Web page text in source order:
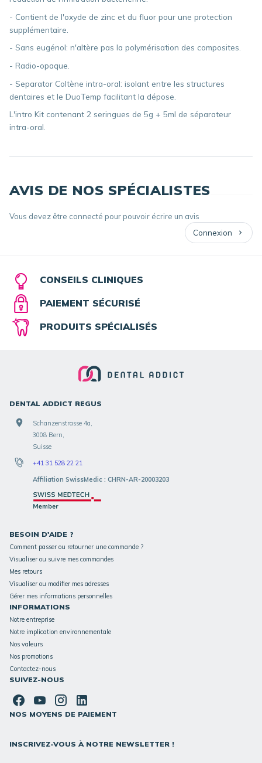
- Contient de l'oxyde de zinc et du fluor pour une protection
supplémentaire.
- Sans eugénol: n'altère pas la polymérisation des composites.
- Radio-opaque.
- Separator Coltène intra-oral: isolant entre les structures
dentaires et le DuoTemp facilitant la dépose.
L'intro Kit contenant 2 seringues de 5g + 5ml de séparateur
intra-oral.
AVIS DE NOS SPÉCIALISTES
Vous devez être connecté pour pouvoir écrire un avis
Connexion
CONSEILS CLINIQUES
PAIEMENT SÉCURISÉ
PRODUITS SPÉCIALISÉS
DENTAL ADDICT REGUS
Schanzenstrasse 4a,
3008 Bern,
Suisse
+41 31 528 22 21
Affiliation SwissMedic : CHRN-AR-20003203
BESOIN D'AIDE ?
Comment passer ou retourner une commande ?
Visualiser ou suivre mes commandes
Mes retours
Visualiser ou modifier mes adresses
Gérer mes informations personnelles
INFORMATIONS
Notre entreprise
Notre implication environnementale
Nos valeurs
Nos promotions
Contactez-nous
SUIVEZ-NOUS
NOS MOYENS DE PAIEMENT
INSCRIVEZ-VOUS À NOTRE NEWSLETTER !